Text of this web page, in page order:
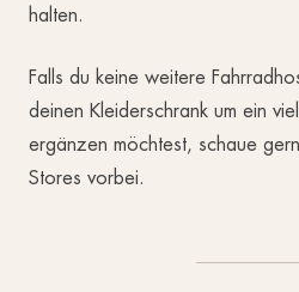
halten.
Falls du keine weitere
deinen Kleiderschrank um ein
ergänzen möchtest, schaue
Stores vorbei.